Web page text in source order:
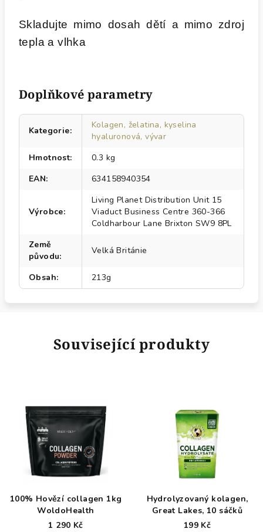
Skladujte mimo dosah dětí a mimo zdroj
tepla a vlhka
Doplňkové parametry
Kategorie:
Kolagen, želatina, kyselina
hyaluronová, vývar
Hmotnost:
0.3 kg
EAN: 634158940354
Výrobce:
Living Planet Distribution Unit 15
Viaduct Business Centre 360-366
Coldharbour Lane Brixton SW9 8PL
Země
původu:
Velká Británie
Obsah: 213g
Související produkty
100% Hovězí collagen 1kg
WoldoHealth
1 290 Kč
Hydrolyzovaný kolagen,
Great Lakes, 10 sáčků
199 Kč